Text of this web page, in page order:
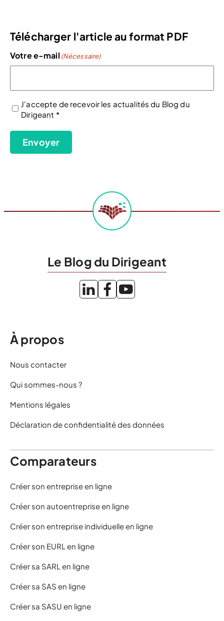
Télécharger l'article au format PDF
Votre e-mail (Nécessaire)
(Nécessaire)
J'accepte de recevoir les actualités du Blog du
Dirigeant *
Envoyer
Le Blog du Dirigeant
À propos
Nous contacter
Qui sommes-nous ?
Mentions légales
Déclaration de confidentialité des données
Comparateurs
Créer son entreprise en ligne
Créer son autoentreprise en ligne
Créer son entreprise individuelle en ligne
Créer son EURL en ligne
Créer sa SARL en ligne
Créer sa SAS en ligne
Créer sa SASU en ligne